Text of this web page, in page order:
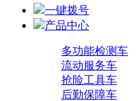
一键拨号
产品中心
多功能检测车
流动服务车
抢险工具车
后勤保障车